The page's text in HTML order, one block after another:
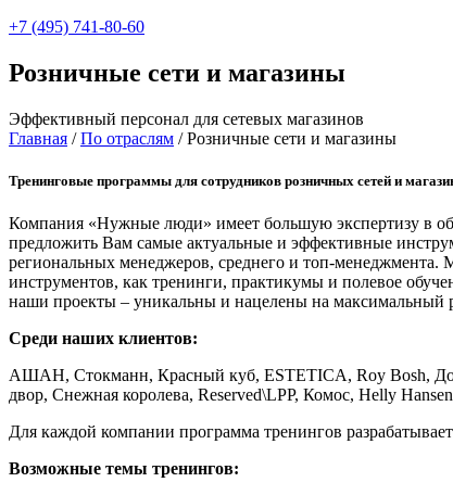
+7 (495) 741-80-60
Розничные сети и магазины
Эффективный персонал для сетевых магазинов
Главная /По отраслям /Розничные сети и магазины
Тренинговые программы для сотрудников розничных сетей и
Компания «Нужные люди» имеет большую экспертизу в
предложить Вам самые актуальные и эффективные
региональных менеджеров, среднего и топ-менеджмента.
инструментов, как тренинги, практикумы и полевое
наши проекты – уникальны и нацелены на максимальный
Среди наших клиентов:
АШАН, Стокманн, Красный куб, ESTETICA, Roy Bosh,
двор, Снежная королева, Reserved\LPP, Комос, Helly
Для каждой компании программа тренингов
Возможные темы тренингов: